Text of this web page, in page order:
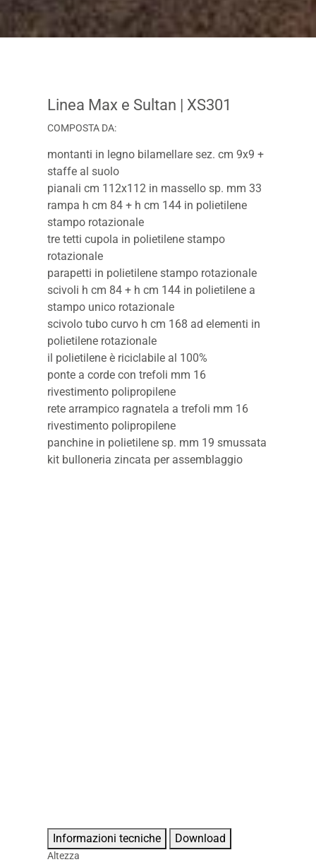
Linea Max e Sultan | XS301
COMPOSTA DA:
montanti in legno bilamellare sez. cm 9x9 +
staffe al suolo
pianali cm 112x112 in massello sp. mm 33
rampa h cm 84 + h cm 144 in polietilene
stampo rotazionale
tre tetti cupola in polietilene stampo
rotazionale
parapetti in polietilene stampo rotazionale
scivoli h cm 84 + h cm 144 in polietilene a
stampo unico rotazionale
scivolo tubo curvo h cm 168 ad elementi in
polietilene rotazionale
il polietilene è riciclabile al 100%
ponte a corde con trefoli mm 16
rivestimento polipropilene
rete arrampico ragnatela a trefoli mm 16
rivestimento polipropilene
panchine in polietilene sp. mm 19 smussata
kit bulloneria zincata per assemblaggio
Informazioni tecniche Download
Altezza